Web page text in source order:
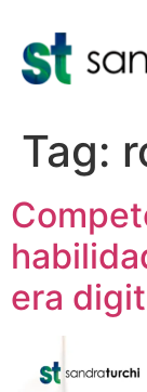
Tag:
era